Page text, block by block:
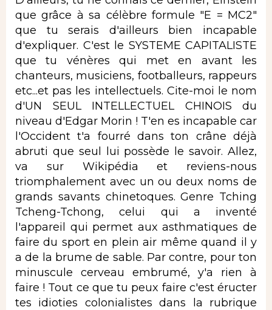
que grâce à sa célèbre formule "E = MC2"
que tu serais d'ailleurs bien incapable
d'expliquer. C'est le SYSTEME CAPITALISTE
que tu vénères qui met en avant les
chanteurs, musiciens, footballeurs, rappeurs
etc...et pas les intellectuels. Cite-moi le nom
d'UN SEUL INTELLECTUEL CHINOIS du
niveau d'Edgar Morin ! T'en es incapable car
l'Occident t'a fourré dans ton crâne déjà
abruti que seul lui possède le savoir. Allez,
va sur Wikipédia et reviens-nous
triomphalement avec un ou deux noms de
grands savants chinetoques. Genre Tching
Tcheng-Tchong, celui qui a inventé
l'appareil qui permet aux asthmatiques de
faire du sport en plein air même quand il y
a de la brume de sable. Par contre, pour ton
minuscule cerveau embrumé, y'a rien à
faire ! Tout ce que tu peux faire c'est éructer
tes idioties colonialistes dans la rubrique